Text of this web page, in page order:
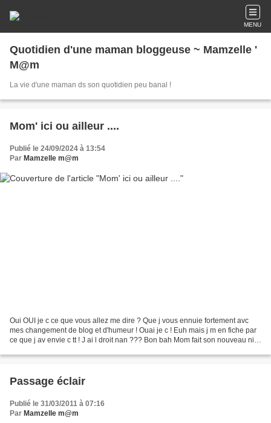
MENU
Quotidien d'une maman bloggeuse ~ Mamzelle '
M@m
La vie d'une maman ds son quotidien peu banal !
Mom' ici ou ailleur ....
Publié le 24/09/2024 à 13:54
Par Mamzelle m@m
Oui OUI je c ce que vous allez me dire ? Que j vous ennuie fortement avc
mes changement de blog et d'humeur ! Ouai je c ! Euh mais j m en fiche par
ce que j av envie c tt ! J ai l droit nan ??? Bon bah Mom fait son nouveau nid
Passage éclair
Publié le 31/03/2011 à 07:16
Par Mamzelle m@m